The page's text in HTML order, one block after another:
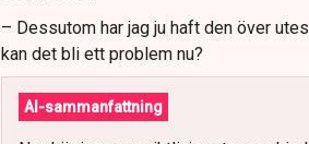
– Dessutom har jag ju haft den över
kan det bli ett problem nu?
AI-sammanfattning